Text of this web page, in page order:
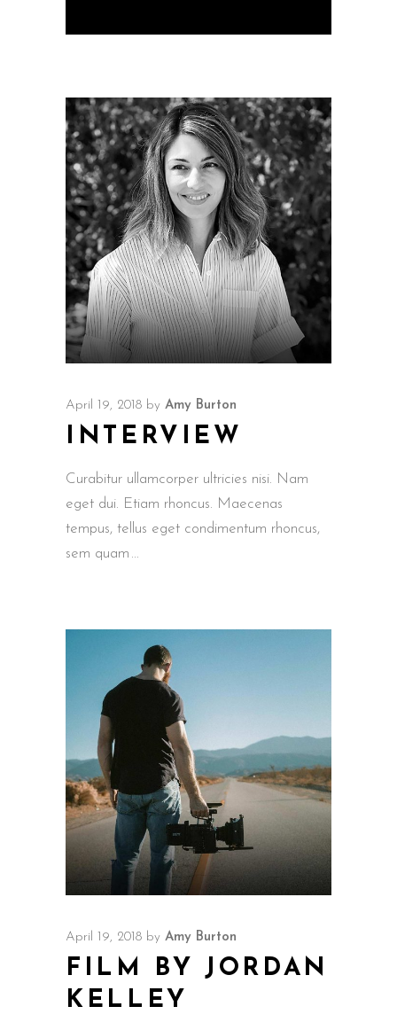
April 19, 2018 by Amy Burton
INTERVIEW
Curabitur ullamcorper ultricies nisi. Nam
eget dui. Etiam rhoncus. Maecenas
tempus, tellus eget condimentum rhoncus,
sem quam
April 19, 2018 by Amy Burton
FILM BY JORDAN
KELLEY